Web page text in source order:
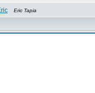
Eric Tapia